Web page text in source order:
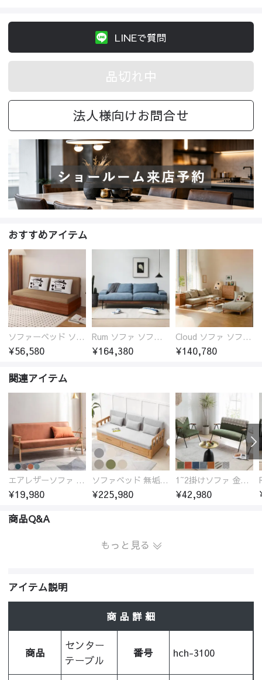
LINEで質問
品切れ中
法人様向けお問合せ
おすすめアイテム
ソファーベッド ソファベッド 2人 3人掛け 「幅100～180cm」ソファー ソファーベッド 1人掛け 2人掛け 3人掛け 収納付き 北欧 コンパクト-fsx-1005
¥56,580
Rum ソファ ソファー おしゃれ 1人掛け～4人掛け ウォールナットorオーク材フレーム 西海岸風 肘掛
¥164,380
Cloud ソファ ソファーおしゃれ 1人掛け～3人掛け チェリー材フレーム 木製 北欧 おしゃれ 5カラー 自由レイアウト
¥140,780
関連アイテム
エアレザーソファ おしゃれ 無地 1人用 二人掛け 3人掛け
¥19,980
ソファベッド 無垢材フレーム
¥225,980
1~2掛けソファ 金属フレーム 高反発ウレタン
¥42,980
商品Q&A
もっと見る
アイテム説明
商 品 詳 細
商品
センター
テーブル
番号 hch-3100